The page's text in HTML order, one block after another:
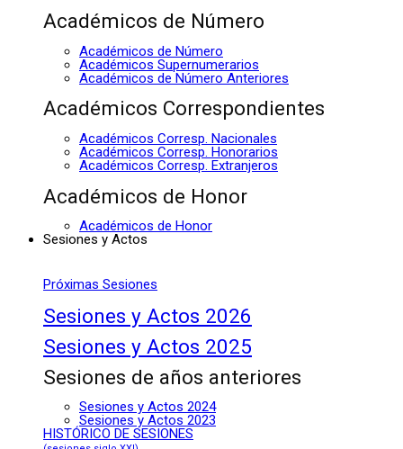
Académicos de Número
Académicos de Número
Académicos Supernumerarios
Académicos de Número Anteriores
Académicos Correspondientes
Académicos Corresp. Nacionales
Académicos Corresp. Honorarios
Académicos Corresp. Extranjeros
Académicos de Honor
Académicos de Honor
Sesiones y Actos
Próximas Sesiones
Sesiones y Actos 2026
Sesiones y Actos 2025
Sesiones de años anteriores
Sesiones y Actos 2024
Sesiones y Actos 2023
HISTÓRICO DE SESIONES